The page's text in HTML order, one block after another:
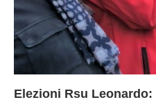
Elezioni Rsu